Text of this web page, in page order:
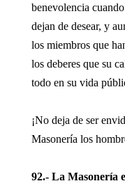
benevolencia
dejan de desear, y
los miembros que
los deberes que su
todo en su vida
¡No deja de ser
Masonería los
92.- La Masonería